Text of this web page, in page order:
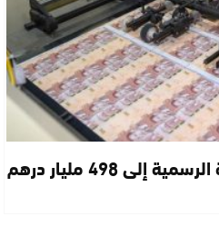
ارتفاع الأصول الاحتياطية الرسمية إلى 498 مليار درهم